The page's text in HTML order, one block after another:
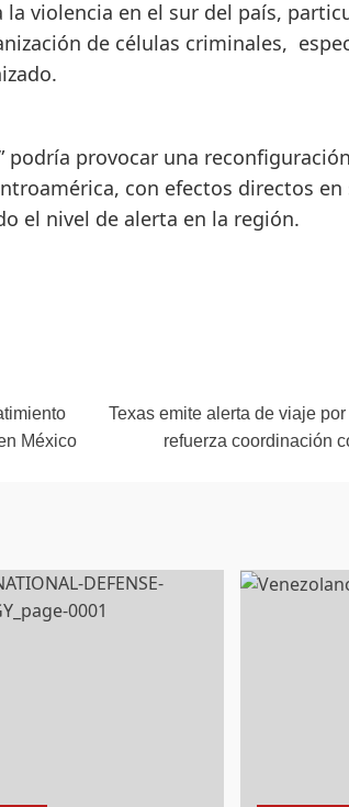
violencia en el sur del país,
de células criminales,
podría provocar una
con efectos directos en
el nivel de alerta en la región.
México
Texas emite alerta de viaje
refuerza coordinación